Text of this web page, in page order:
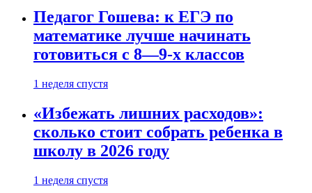
Педагог Гошева: к ЕГЭ по
математике лучше начинать
готовиться с 8—9-х классов
1 неделя спустя
«Избежать лишних расходов»:
сколько стоит собрать ребенка в
школу в 2026 году
1 неделя спустя